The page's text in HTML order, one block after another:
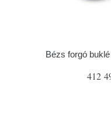
Bézs forgó
412